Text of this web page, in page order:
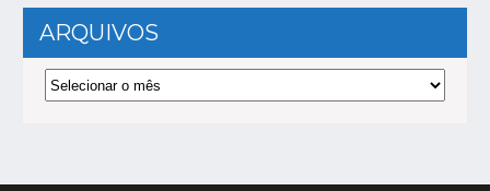
ARQUIVOS
Arquivos